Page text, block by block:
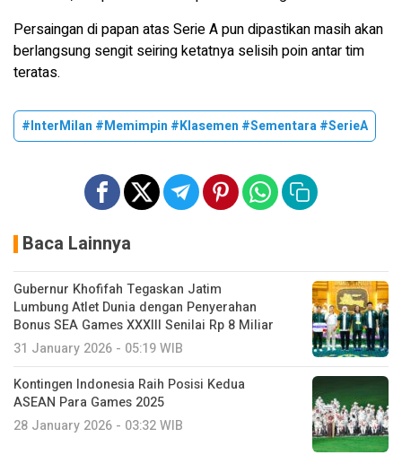
Persaingan di papan atas Serie A pun dipastikan masih akan
berlangsung sengit seiring ketatnya selisih poin antar tim
teratas.
#InterMilan #Memimpin #Klasemen #Sementara #SerieA
Baca Lainnya
Gubernur Khofifah Tegaskan Jatim
Lumbung Atlet Dunia dengan Penyerahan
Bonus SEA Games XXXIII Senilai Rp 8 Miliar
31 January 2026 - 05:19 WIB
Kontingen Indonesia Raih Posisi Kedua
ASEAN Para Games 2025
28 January 2026 - 03:32 WIB